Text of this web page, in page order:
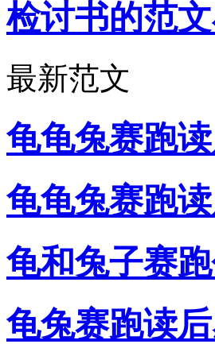
检讨书的范
最新范文
龟龟兔赛跑
龟龟兔赛跑
龟和兔子赛
龟兔赛跑读